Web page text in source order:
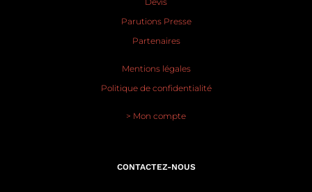
Parutions Presse
Partenaires
Mentions légales
Politique de confidentialité
> Mon compte
CONTACTEZ-NOUS